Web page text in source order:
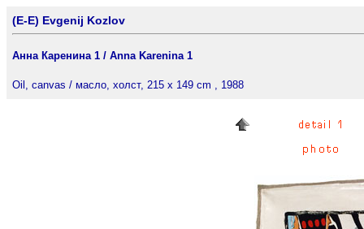
(E-E) Evgenij Kozlov
Анна Каренина 1 / Anna Karenina 1
Oil, canvas / масло, холст, 215 x 149 cm , 1988